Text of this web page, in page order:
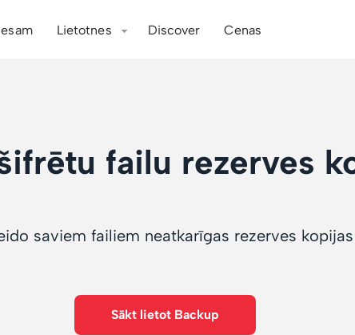
Lietotnes Discover Cenas
failu rezerves
saviem failiem neatkarīgas rezerves kopijas
Sākt lietot Backup